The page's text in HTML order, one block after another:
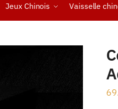
Jeux Chinois Vaisselle